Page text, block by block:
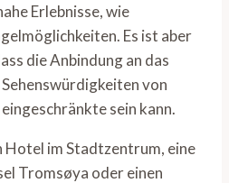
Erlebnisse, wie
Es ist aber
die Anbindung an das
von
sein kann.
Hotel im Stadtzentrum, eine
Tromsøya oder einen